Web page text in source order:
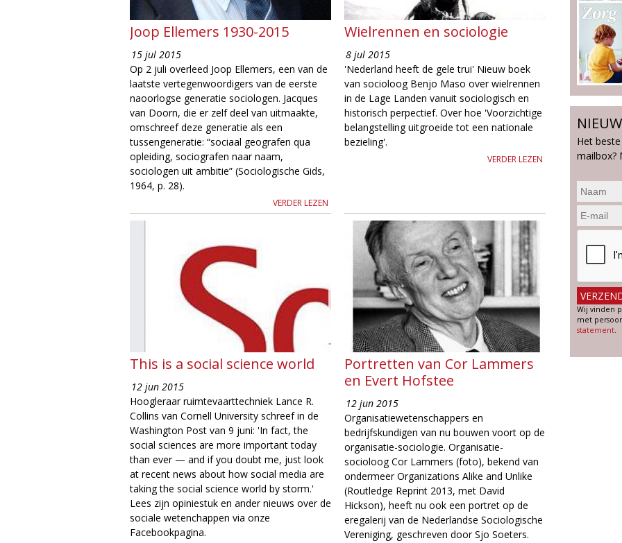
g
i
e
M
a
g
Joop Ellemers 1930-2015
15 jul 2015
Op 2 juli overleed Joop Ellemers, een van de
laatste vertegenwoordigers van de eerste
naoorlogse generatie sociologen. Jacques
van Doorn, die er zelf deel van uitmaakte,
omschreef deze generatie als een
tussengeneratie: “sociaal geografen qua
opleiding, sociografen naar naam,
sociologen uit ambitie” (Sociologische Gids,
1964, p. 28).
VERDER LEZEN
Wielrennen en sociologie
8 jul 2015
'Nederland heeft de gele trui' Nieuw boek
van socioloog Benjo Maso over wielrennen
in de Lage Landen vanuit sociologisch en
historisch perpectief. Over hoe 'Voorzichtige
belangstelling uitgroeide tot een nationale
bezieling'.
VERDER LEZEN
This is a social science world
12 jun 2015
Hoogleraar ruimtevaarttechniek Lance R.
Collins van Cornell University schreef in de
Washington Post van 9 juni: 'In fact, the
social sciences are more important today
than ever — and if you doubt me, just look
at recent news about how social media are
taking the social science world by storm.'
Lees zijn opiniestuk en ander nieuws over de
sociale wetenchappen via onze
Facebookpagina.
Portretten van Cor Lammers
en Evert Hofstee
12 jun 2015
Organisatiewetenschappers en
bedrijfskundigen van nu bouwen voort op de
organisatie-sociologie. Organisatie-
socioloog Cor Lammers (foto), bekend van
ondermeer Organizations Alike and Unlike
(Routledge Reprint 2013, met David
Hickson), heeft nu ook een portret op de
eregalerij van de Nederlandse Sociologische
Vereniging, geschreven door Sjo Soeters.
Het
mailbox?
Wij vinden
met
statement.